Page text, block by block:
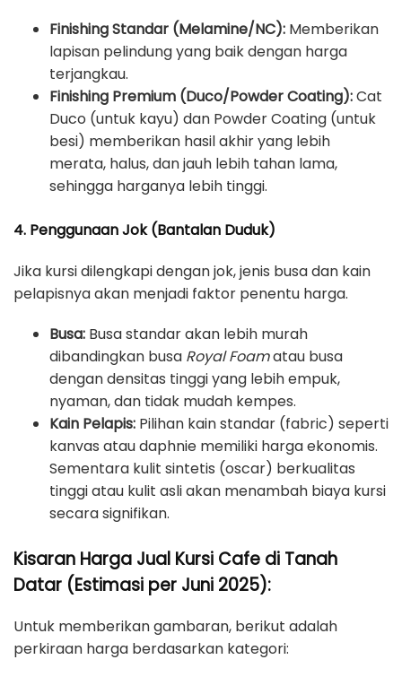
Finishing Standar (Melamine/NC): Memberikan
lapisan pelindung yang baik dengan harga
terjangkau.
Finishing Premium (Duco/Powder Coating):Cat
Duco (untuk kayu) dan Powder Coating (untuk
besi) memberikan hasil akhir yang lebih
merata, halus, dan jauh lebih tahan lama,
sehingga harganya lebih tinggi.
4. Penggunaan Jok (Bantalan Duduk)
Jika kursi dilengkapi dengan jok, jenis busa dan kain
pelapisnya akan menjadi faktor penentu harga.
Busa: Busa standar akan lebih murah
dibandingkan busa Royal Foamatau busa
dengan densitas tinggi yang lebih empuk,
nyaman, dan tidak mudah kempes.
Kain Pelapis: Pilihan kain standar (fabric) seperti
kanvas atau daphnie memiliki harga ekonomis.
Sementara kulit sintetis (oscar) berkualitas
tinggi atau kulit asli akan menambah biaya kursi
secara signifikan.
Kisaran Harga Jual Kursi Cafe di Tanah
Datar (Estimasi per Juni 2025):
Untuk memberikan gambaran, berikut adalah
perkiraan harga berdasarkan kategori: